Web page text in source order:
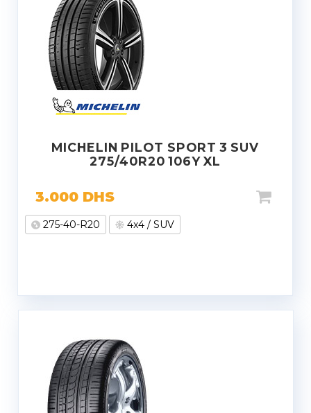
MICHELIN PILOT SPORT 3 SUV
275/40R20 106Y XL
3.000 DHS
275-40-R20 4x4 / SUV